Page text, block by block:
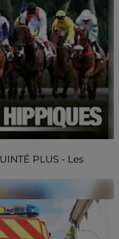
PLUS - Les